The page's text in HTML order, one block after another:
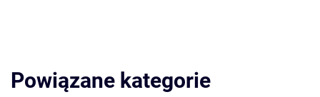
Powiązane kategorie